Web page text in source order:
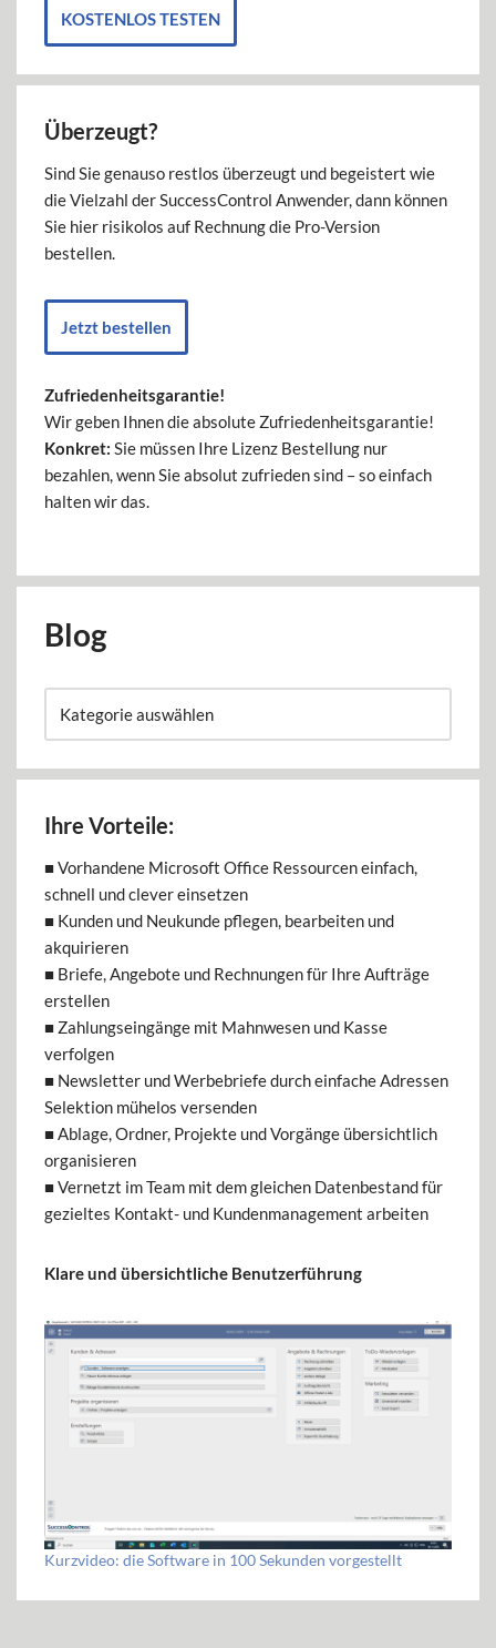
KOSTENLOS TESTEN
Überzeugt?
Sind Sie genauso restlos überzeugt und begeistert wie
die Vielzahl der SuccessControl Anwender, dann können
Sie hier risikolos auf Rechnung die Pro-Version
bestellen.
Jetzt bestellen
Zufriedenheitsgarantie!
Wir geben Ihnen die absolute Zufriedenheitsgarantie!
Konkret: Sie müssen Ihre Lizenz Bestellung nur
bezahlen, wenn Sie absolut zufrieden sind – so einfach
halten wir das.
Blog
Ihre Vorteile:
■ Vorhandene Microsoft Office Ressourcen einfach,
schnell und clever einsetzen
■ Kunden und Neukunde pflegen, bearbeiten und
akquirieren
■ Briefe, Angebote und Rechnungen für Ihre Aufträge
erstellen
■ Zahlungseingänge mit Mahnwesen und Kasse
verfolgen
■ Newsletter und Werbebriefe durch einfache Adressen
Selektion mühelos versenden
■ Ablage, Ordner, Projekte und Vorgänge übersichtlich
organisieren
■ Vernetzt im Team mit dem gleichen Datenbestand für
gezieltes Kontakt- und Kundenmanagement arbeiten
Klare und übersichtliche Benutzerführung
Kurzvideo: die Software in 100 Sekunden vorgestellt